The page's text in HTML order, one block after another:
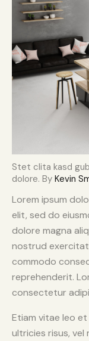
Stet clita kasd
dolore. By Kevin
Lorem ipsum
elit, sed do
dolore magna
nostrud
commodo
reprehenderit.
consectetur
Etiam vitae leo
ultricies risus,